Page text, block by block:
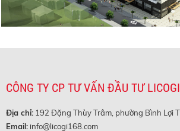
CÔNG TY CP TƯ VẤN ĐẦU TƯ
Địa chỉ: 192 Đặng Thùy Trâm, phường Bình Lợi
Email: info@licogi168.com